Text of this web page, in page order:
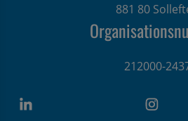
881 80
212000-